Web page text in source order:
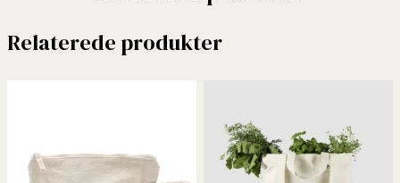
Relaterede produkter